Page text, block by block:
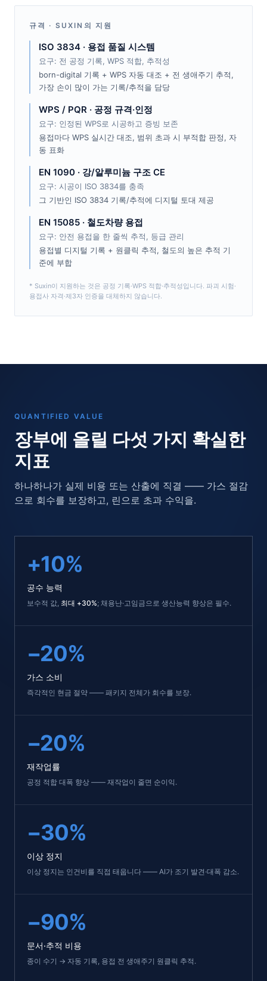
규격 · SUXIN의 지원
ISO 3834 · 용접 품질 시스템
요구: 전 공정 기록, WPS 적합, 추적성
born-digital 기록 + WPS 자동 대조 + 전 생애주기 추적,
가장 손이 많이 가는 기록/추적을 담당
WPS / PQR · 공정 규격·인정
요구: 인정된 WPS로 시공하고 증빙 보존
용접마다 WPS 실시간 대조, 범위 초과 시 부적합 판정, 자
동 표화
EN 1090 · 강/알루미늄 구조 CE
요구: 시공이 ISO 3834를 충족
그 기반인 ISO 3834 기록/추적에 디지털 토대 제공
EN 15085 · 철도차량 용접
요구: 안전 용접을 한 줄씩 추적, 등급 관리
용접별 디지털 기록 + 원클릭 추적, 철도의 높은 추적 기
준에 부합
* Suxin이 지원하는 것은 공정 기록·WPS 적합·추적성입니다. 파괴 시험·
용접사 자격·제3자 인증을 대체하지 않습니다.
QUANTIFIED VALUE
장부에 올릴 다섯 가지 확실한
지표
하나하나가 실제 비용 또는 산출에 직결 —— 가스 절감
으로 회수를 보장하고, 린으로 초과 수익을.
+10%
공수 능력
보수적 값, 최대 +30%; 채용난·고임금으로 생산능력 향상은 필수.
−20%
가스 소비
즉각적인 현금 절약 —— 패키지 전체가 회수를 보장.
−20%
재작업률
공정 적합 대폭 향상 —— 재작업이 줄면 순이익.
−30%
이상 정지
이상 정지는 인건비를 직접 태웁니다 —— AI가 조기 발견·대폭 감소.
−90%
문서·추적 비용
종이 수기 → 자동 기록, 용접 전 생애주기 원클릭 추적.